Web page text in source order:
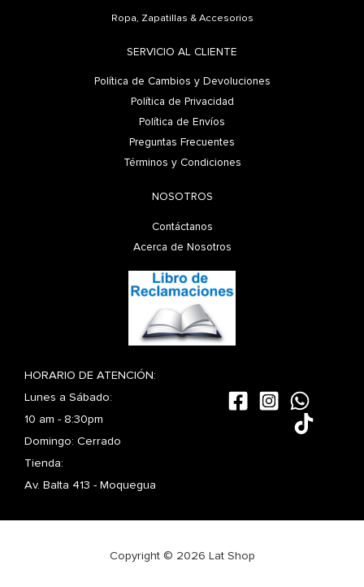
Ropa, Zapatillas & Accesorios
SERVICIO AL CLIENTE
Política de Cambios y Devoluciones
Política de Privacidad
Política de Envíos
Preguntas Frecuentes
Términos y Condiciones
NOSOTROS
Contáctanos
Acerca de Nosotros
HORARIO DE ATENCIÓN:
Lunes a Sábado:
10 am - 8:30pm
Domingo: Cerrado
Tienda:
Av. Balta 413 - Moquegua
Copyright © 2026 Lat Shop